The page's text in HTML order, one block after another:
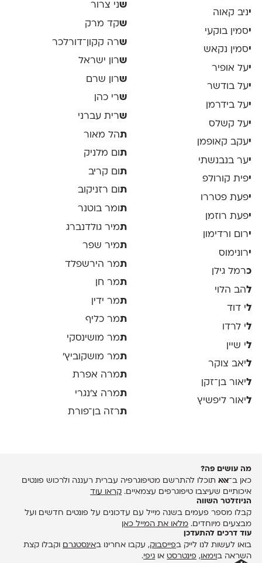
יניב קאוה
יסמין בוקעי
יסמין נקאש
יעל אופיר
יעל בודשר
יעל בידרמן
יעל קשלס
יעקב קאופמן
יער בנבנשתי
יפית קורולפ
יפעת פטררו
יפעת רוזמן
ירום ורדימון
ירונימוס
כרמל גילן
להב הלוי
לי דוד
לי לרדו
לי שיין
ליאב צוקר
ליאור בן־זקן
ליאור ליפשיץ
שני צרור
שקד מרק
שרה קקון־דורלכר
שרון ישראל
שרון שרם
שרי כהן
שרית עברני
תהל מאור
ת ום מלניק
ת ום קריב
תום רזניקוב
ת ומר בוטנר
תמיר גולדנברג
תמיר שפר
תמר הירשפלד
תמר חן
תמר ידין
תמר כליף
תמר מושינסקי
תמר מושקוביץ'
תמרה אפרת
תמרה צ׳נגרי
תרזה בן־פורת
מה עושים פה?
כאן ב־אאאתוכלו להתרשם מטיפוגרפיה עברית רעננה ולרכוש פונטים
איכותיים שעיצבו טיפוגרפים עצמאיים. קראו עוד
הניוזלטר השווה
קבלו מספר פעמים בשנה מייל עם עדכונים על פונטים חדשים ועל
מבצעים מיוחדים. מלאו את המייל כאן
עוד דרכים להתעדכן
בואו לעשות לנו לייק בפייסבוק, עקבו אחרינו באינסטגרם וקבלו קצת
השראה בוימאו, פינטרסטאו גיפי.